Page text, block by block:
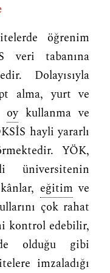
öğrenim
veri tabanına
Dolayısıyla
alma, yurt ve
oykullanma ve
hayli yararlı
YÖK,
üniversitenin
eğitim ve
çok rahat
kontrol edebilir,
olduğu gibi
imzaladığı